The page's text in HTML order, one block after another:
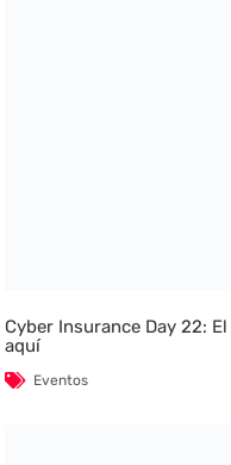
Cyber Insurance Day 22:
aquí
Eventos